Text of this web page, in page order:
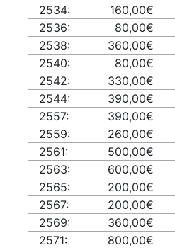
2534: 160,00€
2536:
80,00€
2538:
360,00€
2540:
80,00€
2542:
330,00€
2544:
390,00€
2557:
390,00€
2559:
260,00€
2561:
500,00€
2563:
600,00€
2565:
200,00€
2567:
200,00€
2569:
360,00€
2571:
800,00€